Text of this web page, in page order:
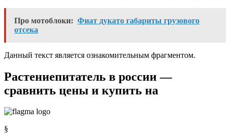
Про мотоблоки: Фиат дукато габариты грузового
отсека
Данный текст является ознакомительным фрагментом.
Растениепитатель в россии —
сравнить цены и купить на
§